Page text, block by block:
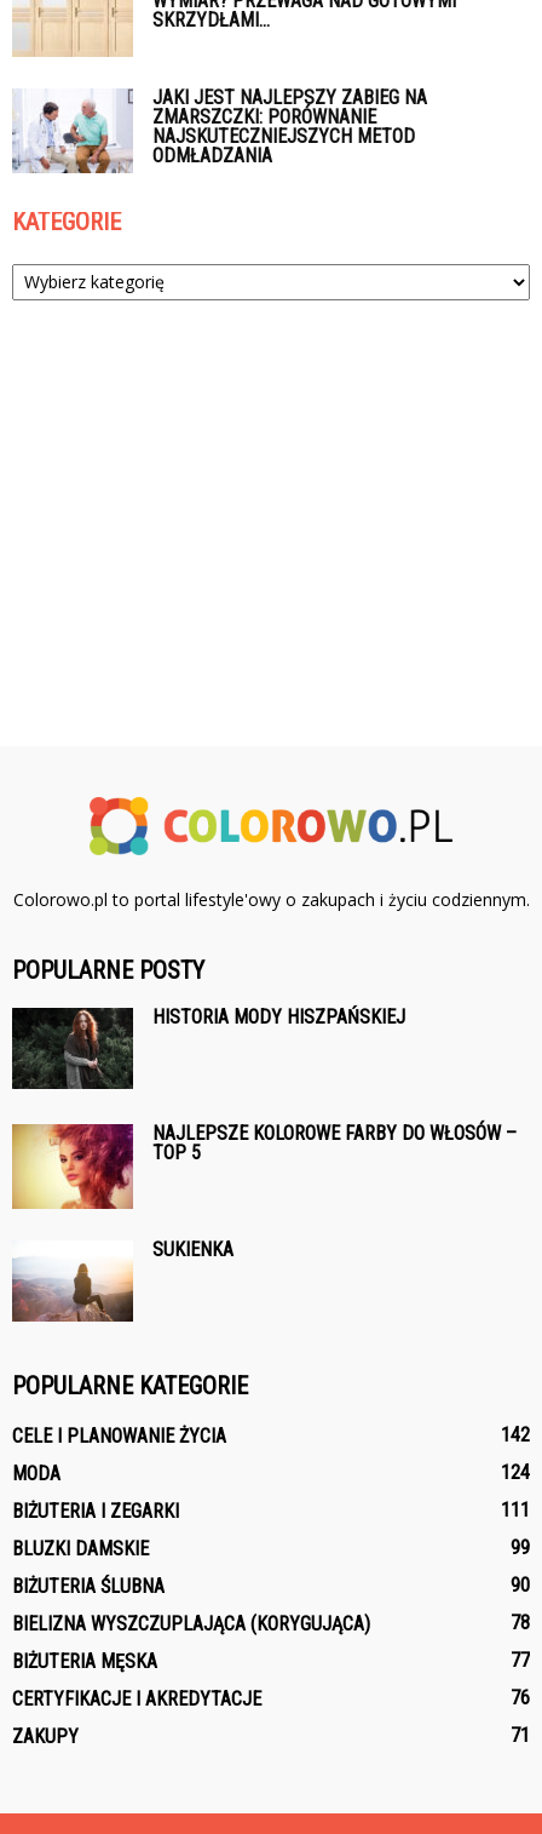
SKRZYDŁAMI...
JAKI JEST NAJLEPSZY ZABIEG NA
ZMARSZCZKI: PORÓWNANIE
NAJSKUTECZNIEJSZYCH METOD
ODMŁADZANIA
KATEGORIE
Kategorie
Colorowo.pl to portal lifestyle'owy o zakupach i życiu codziennym.
POPULARNE POSTY
HISTORIA MODY HISZPAŃSKIEJ
NAJLEPSZE KOLOROWE FARBY DO WŁOSÓW –
TOP 5
SUKIENKA
POPULARNE KATEGORIE
CELE I PLANOWANIE ŻYCIA
142
MODA
124
BIŻUTERIA I ZEGARKI
111
BLUZKI DAMSKIE
99
BIŻUTERIA ŚLUBNA
90
BIELIZNA WYSZCZUPLAJĄCA (KORYGUJĄCA)
78
BIŻUTERIA MĘSKA
77
CERTYFIKACJE I AKREDYTACJE
76
ZAKUPY
71